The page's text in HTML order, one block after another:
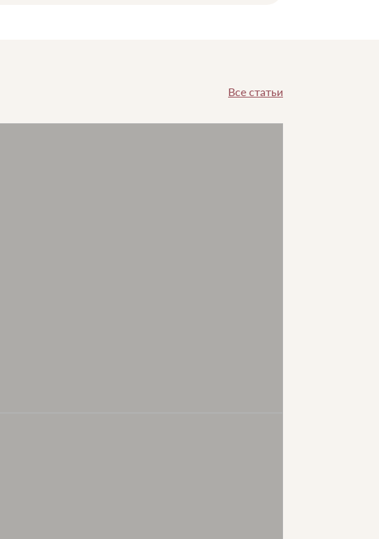
Все статьи